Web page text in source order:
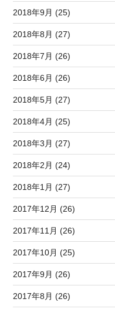
2018年9月 (25)
2018年8月 (27)
2018年7月 (26)
2018年6月 (26)
2018年5月 (27)
2018年4月 (25)
2018年3月 (27)
2018年2月 (24)
2018年1月 (27)
2017年12月 (26)
2017年11月 (26)
2017年10月 (25)
2017年9月 (26)
2017年8月 (26)